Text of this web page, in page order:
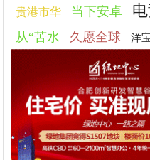
贵港市华 当下安卓
从“苦水 久愿全球 洋